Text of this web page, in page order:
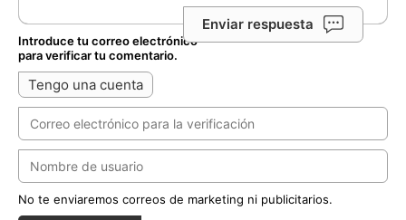
Enviar respuesta
Introduce tu correo electrónico
para verificar tu comentario.
Tengo una cuenta
No te enviaremos correos de marketing ni publicitarios.